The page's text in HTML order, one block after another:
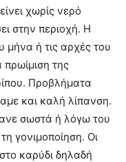
χωρίς νερό
στην περιοχή. Η
μήνα ή τις αρχές του
πρωίμιση της
Προβλήματα
και καλή λίπανση.
σωστά ή λόγω του
γονιμοποίηση. Οι
καρύδι δηλαδή